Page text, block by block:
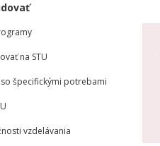
na STU
špecifickými potrebami
vzdelávania